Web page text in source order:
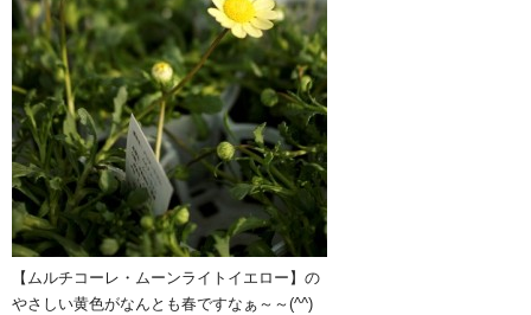
【ムルチコーレ・ムーンライトイエロー】の
やさしい黄色がなんとも春ですなぁ～～(^^)